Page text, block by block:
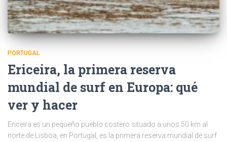
PORTUGAL
Ericeira, la primera reserva
mundial de surf en Europa: qué
ver y hacer
Ericeira es un pequeño pueblo costero situado a unos 50 km al
norte de Lisboa, en Portugal, es la primera reserva mundial de surf